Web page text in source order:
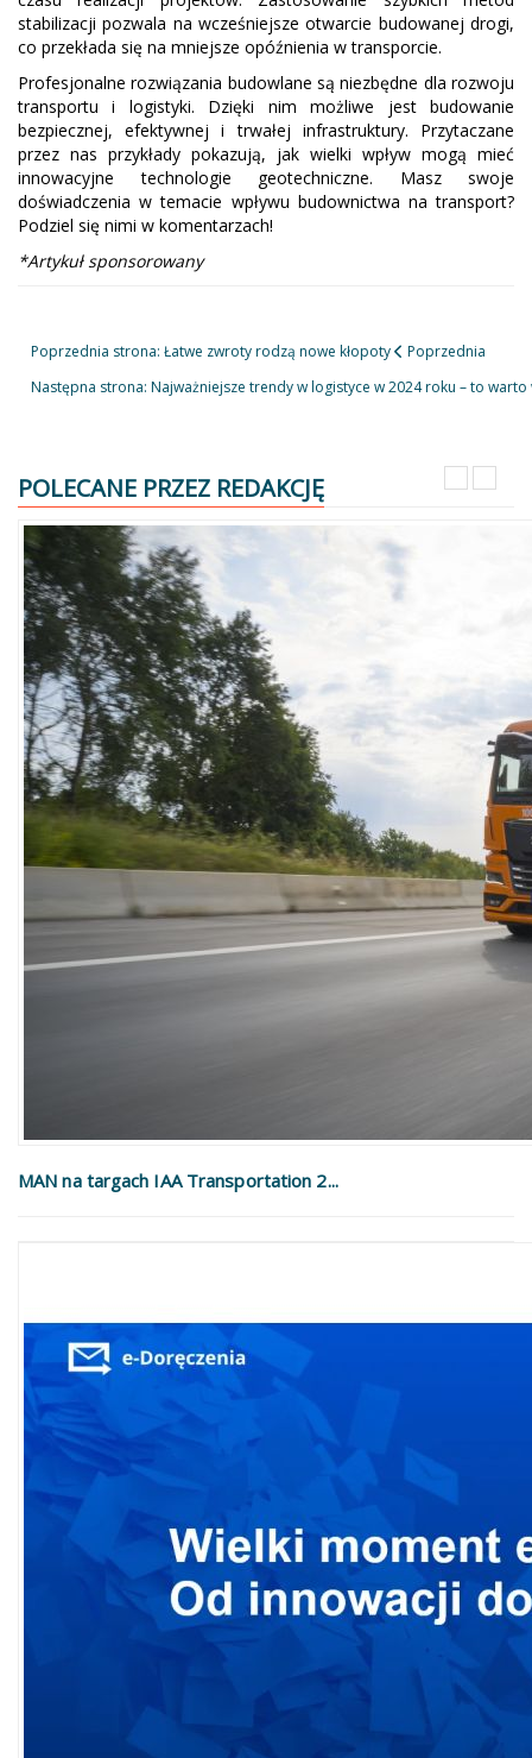
stabilizacji pozwala na wcześniejsze otwarcie budowanej drogi,
co przekłada się na mniejsze opóźnienia w transporcie.
Profesjonalne rozwiązania budowlane są niezbędne dla rozwoju
transportu i logistyki. Dzięki nim możliwe jest budowanie
bezpiecznej, efektywnej i trwałej infrastruktury. Przytaczane
przez nas przykłady pokazują, jak wielki wpływ mogą mieć
innowacyjne technologie geotechniczne. Masz swoje
doświadczenia w temacie wpływu budownictwa na transport?
Podziel się nimi w komentarzach!
*Artykuł sponsorowany
Poprzednia strona: Łatwe zwroty rodzą nowe kłopoty
Poprzednia
Następna strona: Najważniejsze trendy w logistyce w 2024 roku – to
POLECANE PRZEZ REDAKCJĘ
MAN na targach IAA Transportation 2...